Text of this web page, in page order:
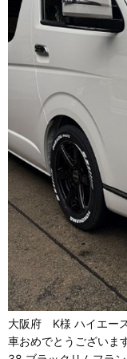
大阪府 K様 ハイエ
車おめでとうございま